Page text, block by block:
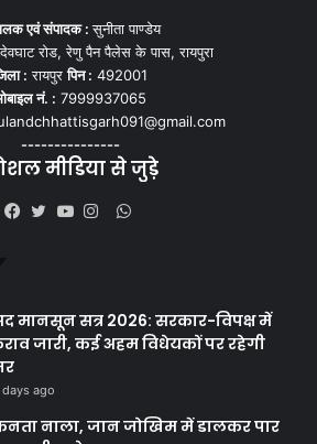
एवं संपादक :सुनीता पाण्डेय
रोड, रेणु पैन पैलेस के पास, रायपुरा
: रायपुरपिन : 492001
नं. : 7999937065
---------------
मीडिया से जुड़े
WhatsApp
मानसून सत्र 2026: सरकार-विपक्ष में
जारी, कई अहम विधेयकों पर रहेगी
days ago
नाला, जान जोखिम में डालकर पार